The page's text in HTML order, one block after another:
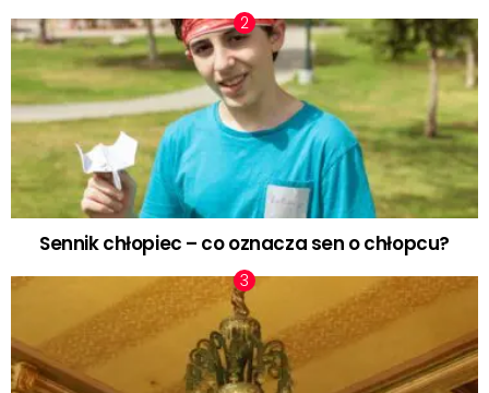
Sennik chłopiec – co oznacza sen o chłopcu?